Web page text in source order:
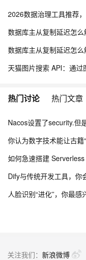
2026数据治理工具推荐
天猫图片搜索 API：通
热门讨论 热门文章
你认为数字技术能让古籍
如何急速搭建 Serverless
Dify与传统开发工具，你
人脸识别“进化”，你最感
请问主域名备案了，子
一键生成讲解视频，AI
关注我们： 新浪微博